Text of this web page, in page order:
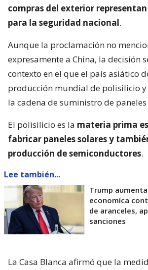
compras del exterior
para la seguridad nacional.
Aunque la proclamación no
expresamente a China, la decisión
contexto en el que el país asiático
producción mundial de polisilicio
la cadena de suministro de paneles
El polisilicio es la materia prima
fabricar paneles solares y
producción de semiconductores.
Lee también...
Trump
economíca
de aranceles,
sanciones
La Casa Blanca afirmó que la